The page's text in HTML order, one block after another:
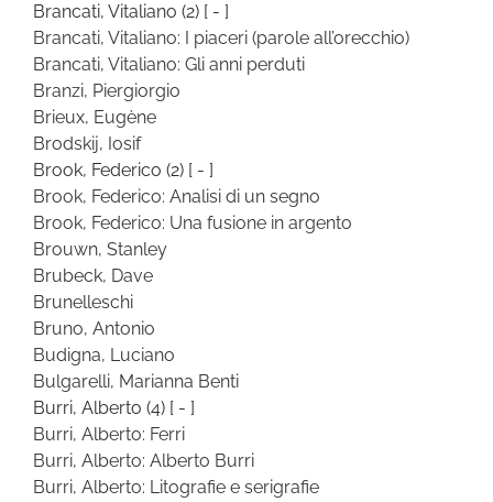
Brancati, Vitaliano (2) [ - ]
Brancati, Vitaliano: I piaceri (parole all’orecchio)
Brancati, Vitaliano: Gli anni perduti
Branzi, Piergiorgio
Brieux, Eugène
Brodskij, Iosif
Brook, Federico (2) [ - ]
Brook, Federico: Analisi di un segno
Brook, Federico: Una fusione in argento
Brouwn, Stanley
Brubeck, Dave
Brunelleschi
Bruno, Antonio
Budigna, Luciano
Bulgarelli, Marianna Benti
Burri, Alberto (4) [ - ]
Burri, Alberto: Ferri
Burri, Alberto: Alberto Burri
Burri, Alberto: Litografie e serigrafie